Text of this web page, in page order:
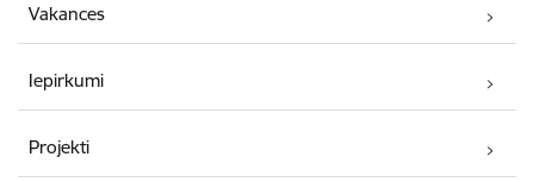
Vakances
Iepirkumi
Projekti